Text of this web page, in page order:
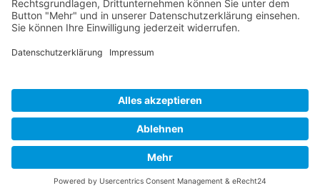
Widerrufsbelehrung
Montag - Freitag
Ateliertermine nach Vereinbarung
Copyright © 2024 Wegerich Innenraumgestaltung - all rights reserved I Made
with byDIE WEBAGENTUR
Alle Preise inkl. der gesetzlichen MwSt.